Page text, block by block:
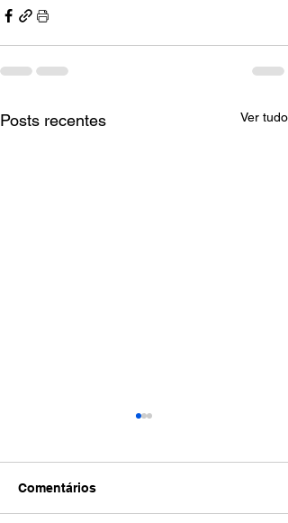
Posts recentes Ver tudo
Comentários